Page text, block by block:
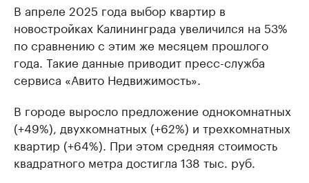
В апреле 2025 года выбор квартир в
новостройках Калининграда увеличился на 53%
по сравнению с этим же месяцем прошлого
года. Такие данные приводит пресс-служба
сервиса «Авито Недвижимость».
В городе выросло предложение однокомнатных
(+49%), двухкомнатных (+62%) и трехкомнатных
квартир (+64%). При этом средняя стоимость
квадратного метра достигла 138 тыс. руб.